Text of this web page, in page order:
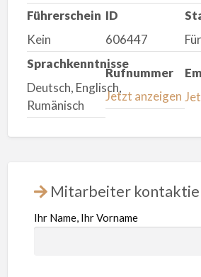
Führerschein
Kein
ID
606447
Sprachkenntnisse
Deutsch, Englisch,
Rumänisch
Rufnummer
Jetzt anzeigen
Mitarbeiter
Ihr Name, Ihr Vorname